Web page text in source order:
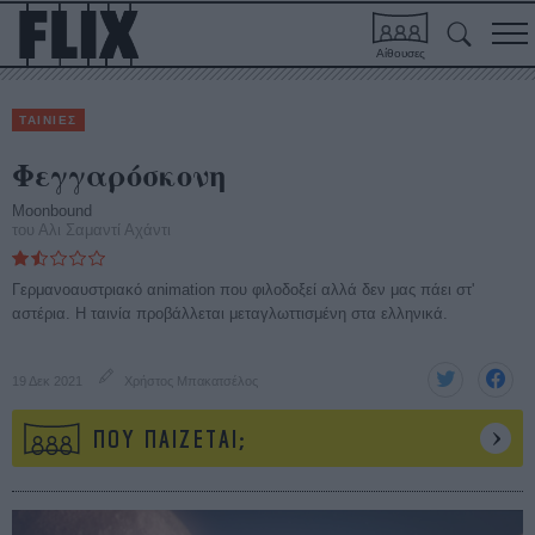
Αίθουσες
ΤΑΙΝΙΕΣ
Φεγγαρόσκονη
Moonbound
του Αλι Σαμαντί Αχάντι
Γερμανοαυστριακό αnimation που φιλοδοξεί αλλά δεν μας πάει στ'
αστέρια. Η ταινία προβάλλεται μεταγλωττισμένη στα ελληνικά.
19 Δεκ 2021 Χρήστος Μπακατσέλος
ΠΟΥ ΠΑΙΖΕΤΑΙ;